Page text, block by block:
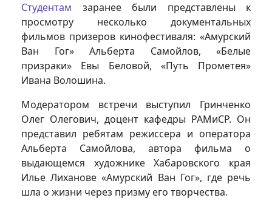
Студентам заранее были представлены к
просмотру несколько документальных
фильмов призеров кинофестиваля: «Амурский
Ван Гог» Альберта Самойлов, «Белые
призраки» Евы Беловой, «Путь Прометея»
Ивана Волошина.
Модератором встречи выступил Гринченко
Олег Олегович, доцент кафедры РАМиСР. Он
представил ребятам режиссера и оператора
Альберта Самойлова, автора фильма о
выдающемся художнике Хабаровского края
Илье Лиханове «Амурский Ван Гог», где речь
шла о жизни через призму его творчества.